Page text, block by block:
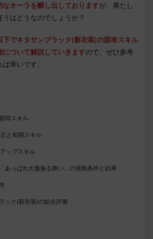
なオーラを醸し出しておりますが、果たし
はどうなのでしょうか？
下でキタサンブラック(新衣装)の固有スキル
について解説していきますので 、ぜひ参考
幸いです。
得スキル
と初期スキル
ップスキル
あっぱれ大盤振る舞い」の発動条件と効果
ック(新衣装)の総合評価